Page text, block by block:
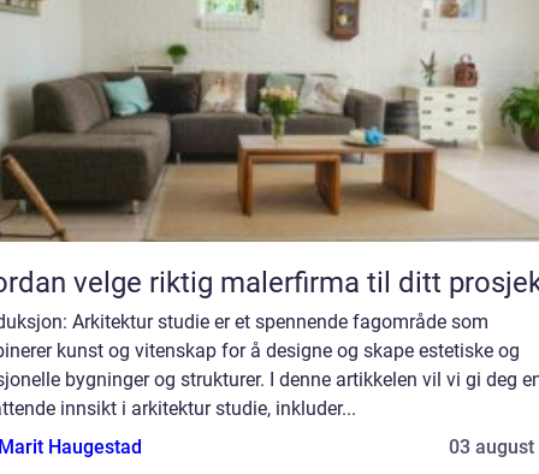
velge riktig malerfirma til ditt
Arkitektur studie er et spennende fagområde som
kunst og vitenskap for å designe og skape estetiske og
bygninger og strukturer. I denne artikkelen vil vi gi deg
innsikt i arkitektur studie, inkluder...
Haugestad
03 august